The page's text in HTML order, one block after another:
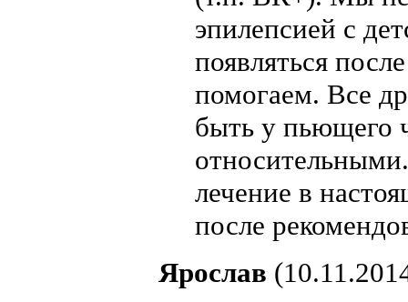
эпилепсией с
появляться
помогаем. Все
быть у пьющего
лечение в
после
Ярослав